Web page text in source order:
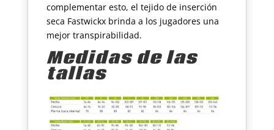
complementar esto, el tejido de inserción
seca Fastwickx brinda a los jugadores una
mejor transpirabilidad.
Medidas de las
tallas